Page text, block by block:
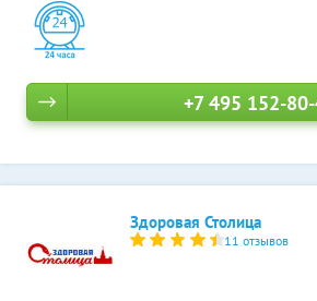
+7 495 152-
Здоровая Столица
11 отзывов